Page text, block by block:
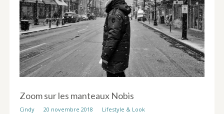
Zoom sur les manteaux Nobis
Cindy 20 novembre 2018 Lifestyle & Look